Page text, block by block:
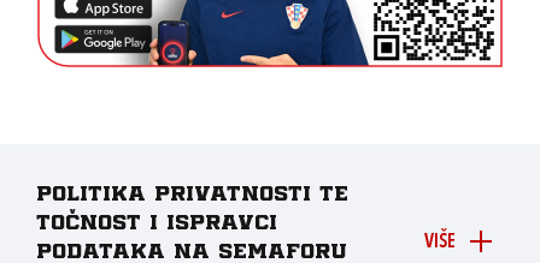
VIŠE
Politika privatnosti te
točnost i ispravci
podataka na Semaforu